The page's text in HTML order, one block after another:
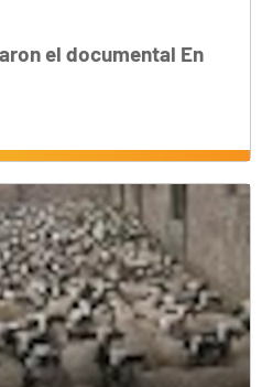
el documental En